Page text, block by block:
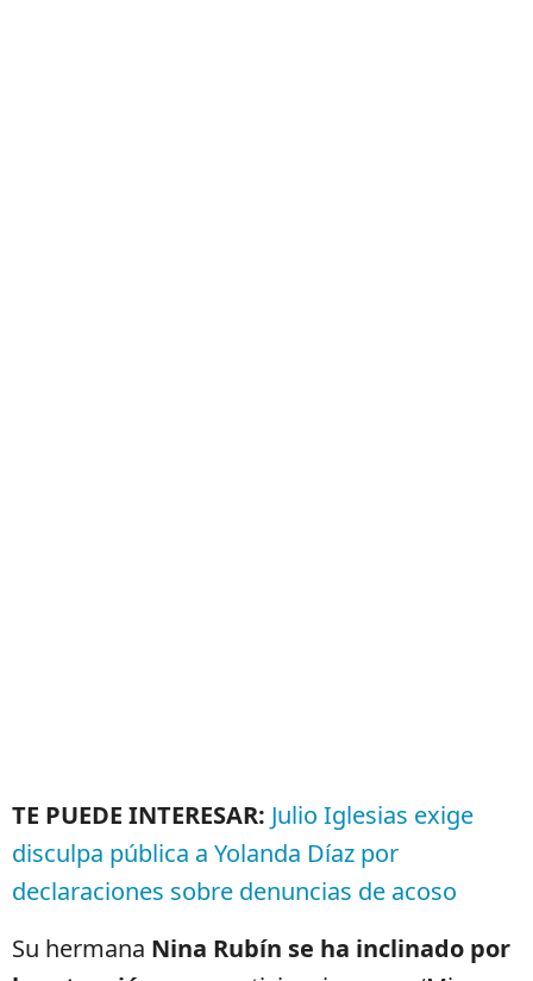
TE PUEDE INTERESAR: Julio Iglesias exige
disculpa pública a Yolanda Díaz por
declaraciones sobre denuncias de acoso
Su hermana Nina Rubín se ha inclinado por